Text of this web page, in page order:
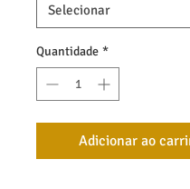
Quantidade *
Adicionar ao